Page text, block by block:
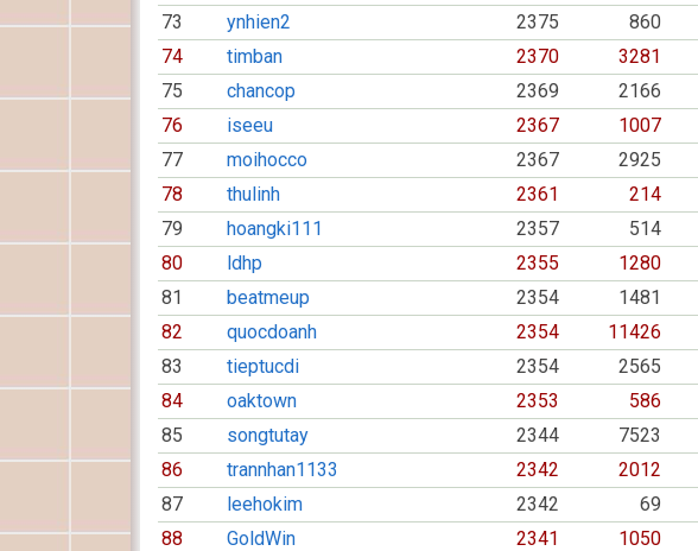
73
ynhien2 2375 860
74
timban 2370 3281
75
chancop 2369 2166
76
iseeu 2367 1007
77
moihocco 2367 2925
78
thulinh 2361 214
79
hoangki111 2357 514
80
ldhp 2355 1280
81
beatmeup 2354 1481
82
quocdoanh 2354 11426
83
tieptucdi 2354 2565
84
oaktown 2353 586
85
songtutay 2344 7523
86
trannhan1133 2342 2012
87
leehokim 2342 69
88
GoldWin 2341 1050